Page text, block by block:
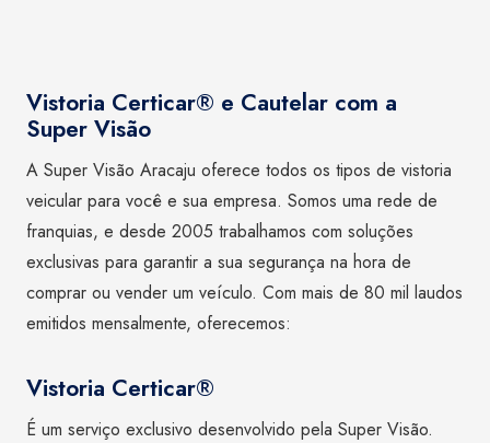
Vistoria Certicar® e Cautelar com a
Super Visão
A Super Visão Aracaju oferece todos os tipos de vistoria
veicular para você e sua empresa. Somos uma rede de
franquias, e desde 2005 trabalhamos com soluções
exclusivas para garantir a sua segurança na hora de
comprar ou vender um veículo. Com mais de 80 mil laudos
emitidos mensalmente, oferecemos:
Vistoria Certicar®
É um serviço exclusivo desenvolvido pela Super Visão.